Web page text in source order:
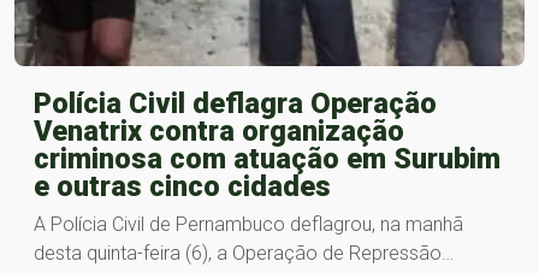
Polícia Civil deflagra Operação
Venatrix contra organização
criminosa com atuação em Surubim
e outras cinco cidades
A Polícia Civil de Pernambuco deflagrou, na manhã
desta quinta-feira (6), a Operação de Repressão…